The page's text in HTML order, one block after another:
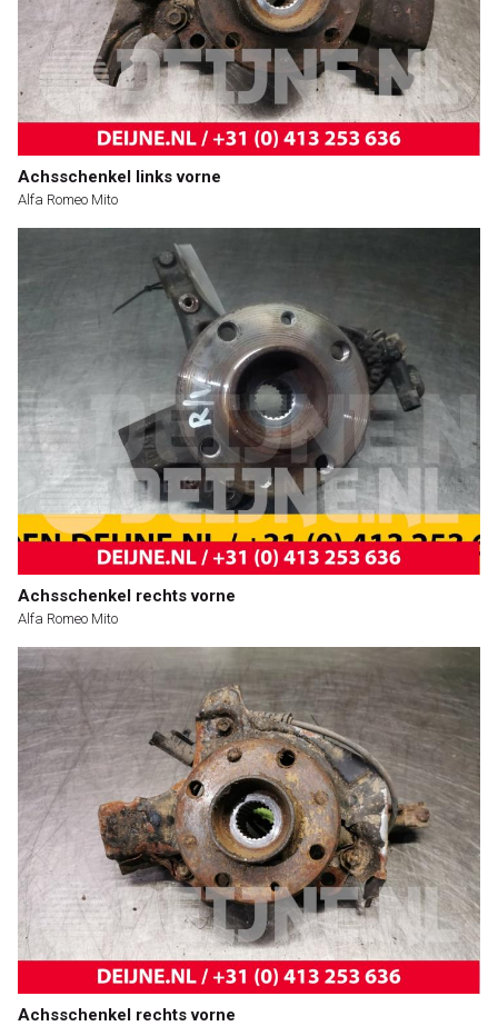
Achsschenkel links vorne
Alfa Romeo Mito
Achsschenkel rechts vorne
Alfa Romeo Mito
Achsschenkel rechts vorne